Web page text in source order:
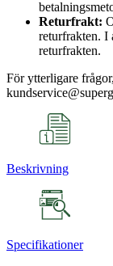
Returfrakt:
returfrakten. I
returfrakten.
För ytterligare
Beskrivning
Specifikationer